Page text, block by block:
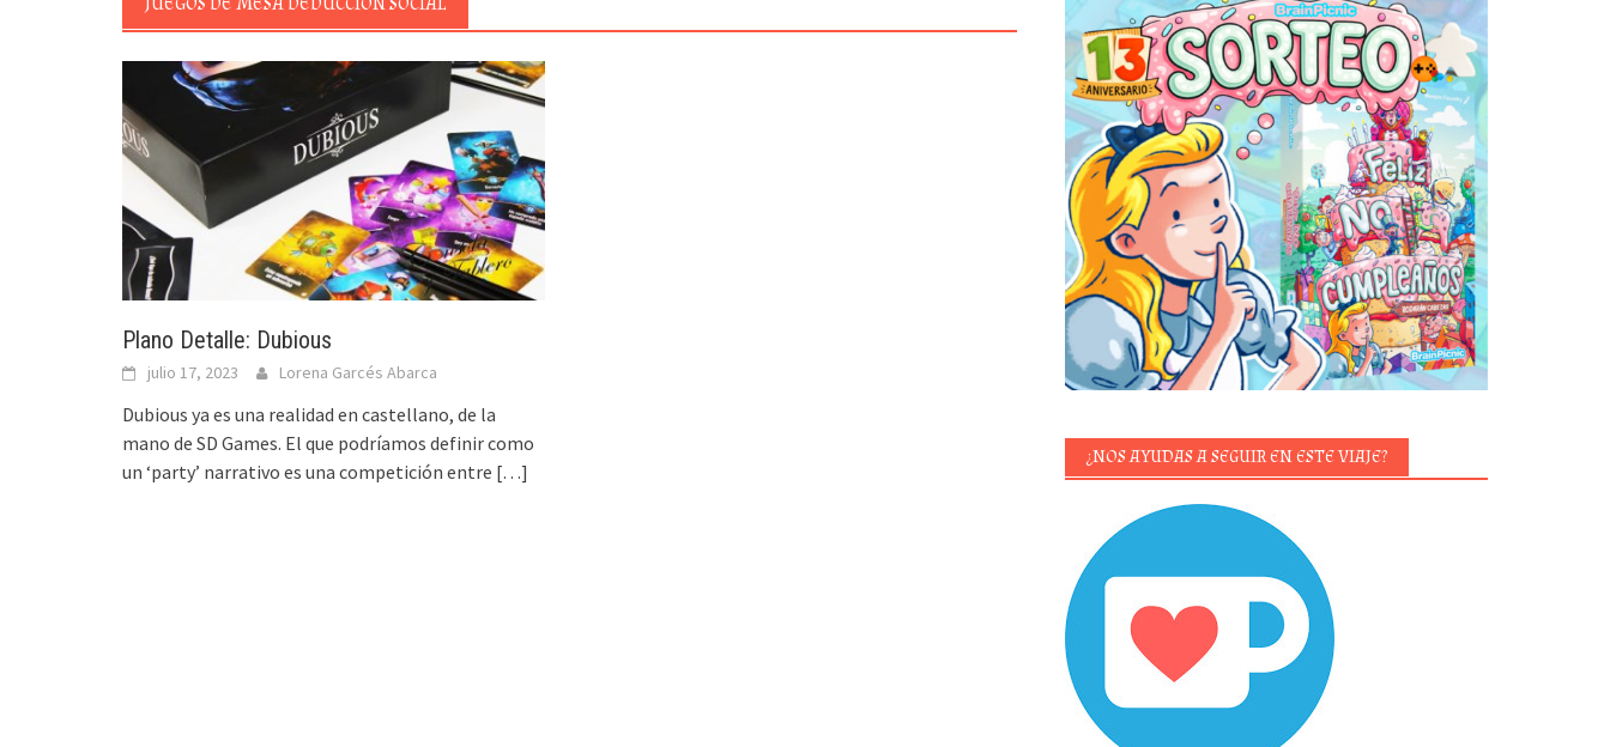
Plano Detalle: Dubious
julio 17, 2023 Lorena Garcés Abarca
Dubious ya es una realidad en castellano, de la
mano de SD Games. El que podríamos definir como
un ‘party’ narrativo es una competición entre […]
¿NOS AYUDAS A SEGUIR EN ESTE VIAJE?